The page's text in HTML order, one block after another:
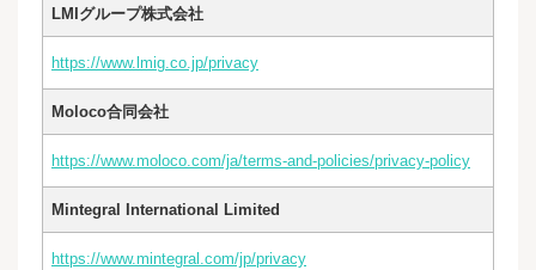
LMIグループ株式会社
https://www.lmig.co.jp/privacy
Moloco合同会社
https://www.moloco.com/ja/terms-and-policies/privacy-policy
Mintegral International Limited
https://www.mintegral.com/jp/privacy